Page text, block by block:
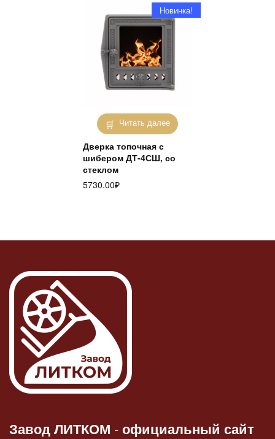
Читать далее
Новинка!
Дверка топочная с
шибером ДТ-4СШ, со
стеклом
5730.00₽
Завод ЛИТКОМ -официальный сайт